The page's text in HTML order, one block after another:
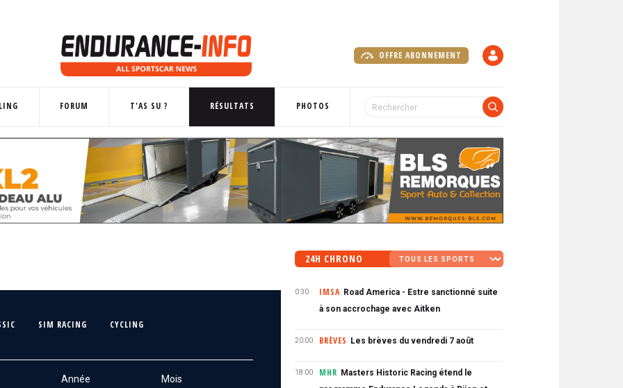
OFFRE ABONNEMENT
FORUM T'AS SU ? RÉSULTATS PHOTOS
SIM RACING CYCLING
Année Mois
24H CHRONO
0:30 IMSA Road America - Estre sanctionné suite
à son accrochage avec Aitken
20:00 BRÈVES Les brèves du vendredi 7 août
18:00 MHR Masters Historic Racing étend le